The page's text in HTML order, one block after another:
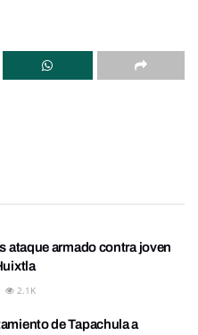
ataque armado contra joven
2.1K
de Tapachula a